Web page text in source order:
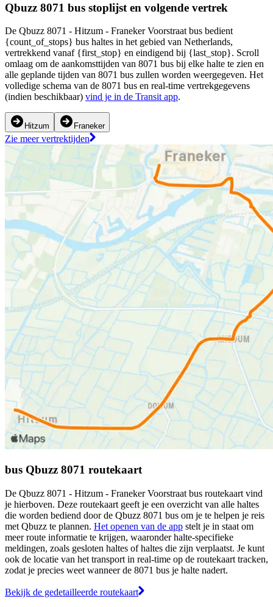
Qbuzz 8071 bus stoplijst en volgende vertrek
De Qbuzz 8071 - Hitzum - Franeker Voorstraat bus bedient
{count_of_stops} bus haltes in het gebied van Netherlands,
vertrekkend vanaf {first_stop} en eindigend bij {last_stop}. Scroll
omlaag om de aankomsttijden van 8071 bus bij elke halte te zien en
alle geplande tijden van 8071 bus zullen worden weergegeven. Het
volledige schema van de 8071 bus en real-time vertrekgegevens
(indien beschikbaar) vind je in de Transit app.
Hitzum Franeker
Zie meer vertrektijden
bus Qbuzz 8071 routekaart
De Qbuzz 8071 - Hitzum - Franeker Voorstraat bus routekaart vind
je hierboven. Deze routekaart geeft je een overzicht van alle haltes
die worden bediend door de Qbuzz 8071 bus om je te helpen je reis
met Qbuzz te plannen. Het openen van de app stelt je in staat om
meer route informatie te krijgen, waaronder halte-specifieke
meldingen, zoals gesloten haltes of haltes die zijn verplaatst. Je kunt
ook de locatie van het transport in real-time op de routekaart tracken,
zodat je precies weet wanneer de 8071 bus je halte nadert.
Bekijk de gedetailleerde routekaart